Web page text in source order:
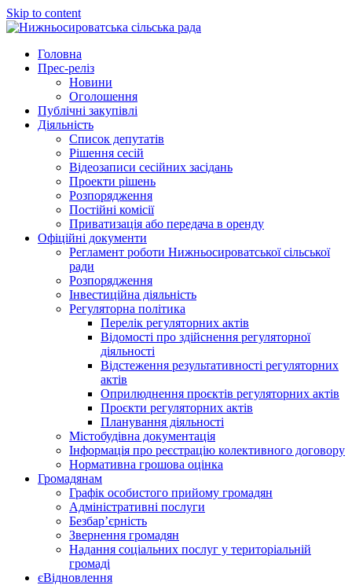
Skip to content
Нижньосироватська сільська рада
Вітаємо на офіційному сайті!
Головна
Прес-реліз
Новини
Оголошення
Публічні закупівлі
Діяльність
Список депутатів
Рішення сесій
Відеозаписи сесійних засідань
Проекти рішень
Розпорядження
Постійні комісії
Приватизація або передача в оренду
Офіційні документи
Регламент роботи Нижньосироватської сільської
ради
Розпорядження
Інвестиційна діяльність
Регуляторна політика
Перелік регуляторних актів
Відомості про здійснення регуляторної
діяльності
Відстеження результативності регуляторних
актів
Оприлюднення проєктів регуляторних актів
Проєкти регуляторних актів
Планування діяльності
Містобудівна документація
Інформація про реєстрацію колективного договору
Нормативна грошова оцінка
Громадянам
Графік особистого прийому громадян
Адміністративні послуги
Безбар’єрність
Звернення громадян
Надання соціальних послуг у територіальній
громаді
єВідновлення